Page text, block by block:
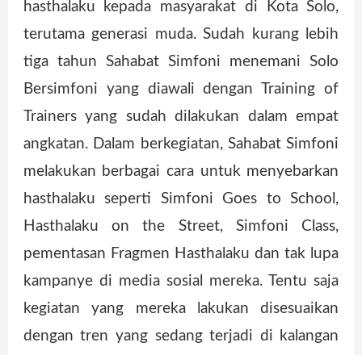
hasthalaku kepada masyarakat di Kota Solo,
terutama generasi muda. Sudah kurang lebih
tiga tahun Sahabat Simfoni menemani Solo
Bersimfoni yang diawali dengan Training of
Trainers yang sudah dilakukan dalam empat
angkatan. Dalam berkegiatan, Sahabat Simfoni
melakukan berbagai cara untuk menyebarkan
hasthalaku seperti Simfoni Goes to School,
Hasthalaku on the Street, Simfoni Class,
pementasan Fragmen Hasthalaku dan tak lupa
kampanye di media sosial mereka. Tentu saja
kegiatan yang mereka lakukan disesuaikan
dengan tren yang sedang terjadi di kalangan